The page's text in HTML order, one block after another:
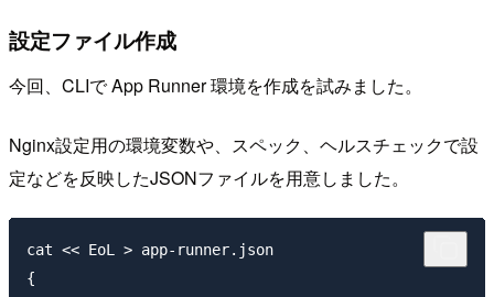
設定ファイル作成
今回、CLIで App Runner 環境を作成を試みました。
Nginx設定用の環境変数や、スペック、ヘルスチェックで設
定などを反映したJSONファイルを用意しました。
cat << EoL > app-runner.json
{